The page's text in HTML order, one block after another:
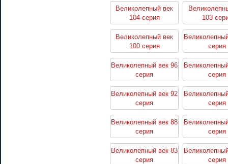
Великолепный век
104 серия
103
Великолепный век
100 серия
серия
Великолепный век 96
серия
серия
Великолепный век 92
серия
серия
Великолепный век 88
серия
серия
Великолепный век 83
серия
серия